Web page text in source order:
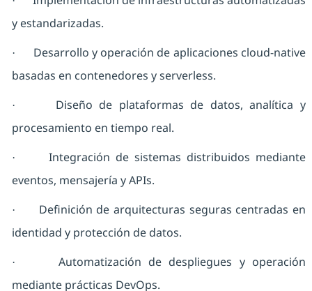
y estandarizadas.
·
Desarrollo y operación de aplicaciones cloud-native
basadas en contenedores y serverless.
·
Diseño de plataformas de datos, analítica y
procesamiento en tiempo real.
·
Integración de sistemas distribuidos mediante
eventos, mensajería y APIs.
·
Definición de arquitecturas seguras centradas en
identidad y protección de datos.
·
Automatización de despliegues y operación
mediante prácticas DevOps.